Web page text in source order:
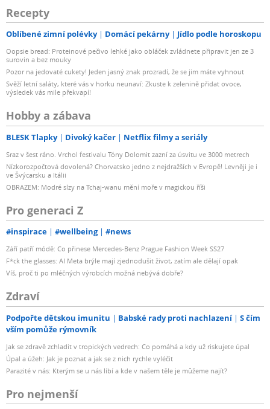
Recepty
Oblíbené zimní polévky Domácí pekárny Jídlo podle horoskopu
Oopsie bread: Proteinové pečivo lehké jako obláček zvládnete připravit jen ze 3
surovin a bez mouky
Pozor na jedovaté cukety! Jeden jasný znak prozradí, že se jim máte vyhnout
Svěží letní saláty, které vás v horku neunaví: Zkuste k zelenině přidat ovoce,
výsledek vás mile překvapí!
Hobby a zábava
BLESK Tlapky Divoký kačer Netflix filmy a seriály
Sraz v šest ráno. Vrchol festivalu Tóny Dolomit zazní za úsvitu ve 3000 metrech
Nízkorozpočtová dovolená? Chorvatsko jedno z nejdražších v Evropě! Levněji je i
ve Švýcarsku a Itálii
OBRAZEM: Modré slzy na Tchaj-wanu mění moře v magickou říši
Pro generaci Z
#inspirace #wellbeing #news
Září patří módě: Co přinese Mercedes-Benz Prague Fashion Week SS27
F*ck the glasses: AI Meta brýle mají zjednodušit život, zatím ale dělají opak
Víš, proč ti po mléčných výrobcích možná nebývá dobře?
Zdraví
Podpořte dětskou imunitu Babské rady proti nachlazení
S čím
vším pomůže rýmovník
Jak se zdravě zchladit v tropických vedrech: Co pomáhá a kdy už riskujete úpal
Úpal a úžeh: Jak je poznat a jak se z nich rychle vyléčit
Parazité v nás: Kterým se u nás líbí a kde v našem těle je můžeme najít?
Pro nejmenší